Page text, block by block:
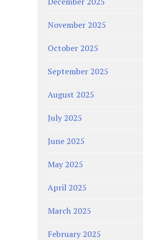
November 2025
October 2025
September 2025
August 2025
July 2025
June 2025
May 2025
April 2025
March 2025
February 2025